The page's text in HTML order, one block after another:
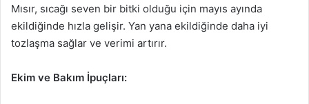
Mısır, sıcağı seven bir bitki olduğu için mayıs ayında
ekildiğinde hızla gelişir. Yan yana ekildiğinde daha iyi
tozlaşma sağlar ve verimi artırır.
Ekim ve Bakım İpuçları: